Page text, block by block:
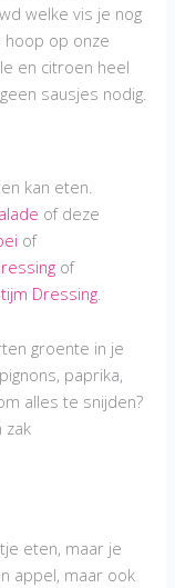
welke vis je nog
hoop op onze
en citroen heel
sausjes nodig.
kan eten.
of deze
of
of
Dressing
groente in je
paprika,
alles te snijden?
zak
eten, maar je
appel, maar ook